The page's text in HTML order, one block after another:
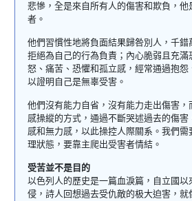
悲慘，全是來自所有人的傷害和欺負，他
者。
他們習慣性地將負面結果歸咎別人，千錯
拒絕為自己的行為負責；內心脆弱且充滿
怒、痛苦、恐懼和孤立感，經常通過抱怨
以證明自己是無辜受害。
他們沒有能力自省，沒有能力走出傷害，
感操縱的方式，通過不斷哭述過去的傷
感和無力感，以此操控人際關系。我們
理狀態，要靠主爬出受害者情結。
受苦並不是目的
以色列人的歷史是一篇血淚篇，自立國以
侵，詩人回想過去受仇敵的极大迫害，就